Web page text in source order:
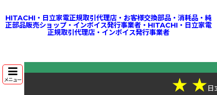
HITACHI・日立家電正規取引代理店・お客様交換部品・消耗品・純
正部品販売ショップ・インボイス発行事業者・HITACHI・日立家電
正規取引代理店・インボイス発行事業者
メニュー ★ ★日